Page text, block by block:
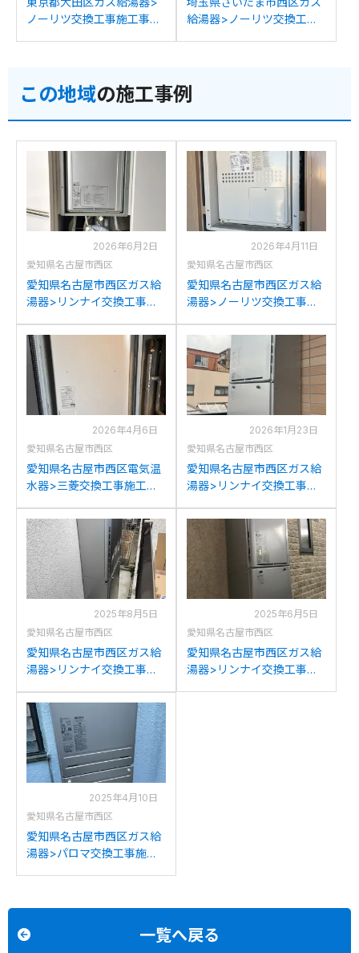
ノーリツ交換工事施工事
換
給湯器>ノーリツ交換工事
この地域の施工事例
2026年6月2日
愛知県名古屋市西区
愛知県名古屋市西区ガス給
湯器>リンナイ交換工事施
E2403SAU2-3からリンナ
イRUFH-E2407SAU2-3(A)
への交換
2026年4月11日
愛知県名古屋市西区
愛知県名古屋市西区ガス給
湯器>ノーリツ交換工事施
2427SAWX3H-Tからノー
リツGTH-2445SAWX3H-
T-1BLへの交換
2026年4月6日
愛知県名古屋市西区
愛知県名古屋市西区電気温
水器>三菱交換工事施工事
2TFB465RAUから三菱
SRT-J46WDM5への交換
2026年1月23日
愛知県名古屋市西区
愛知県名古屋市西区ガス給
湯器>リンナイ交換工事施
V2001SAWからリンナイ
RUF-K2406SAW(A)への交
換
2025年8月5日
愛知県名古屋市西区
愛知県名古屋市西区ガス給
湯器>リンナイ交換工事施
FT4210ARSAW3CMからリ
ンナイRUFH-E2408AW2-
6(A)への交換
2025年6月5日
愛知県名古屋市西区
愛知県名古屋市西区ガス給
湯器>リンナイ交換工事施
2025年4月10日
愛知県名古屋市西区
愛知県名古屋市西区ガス給
湯器>パロマ交換工事施工
一覧へ戻る